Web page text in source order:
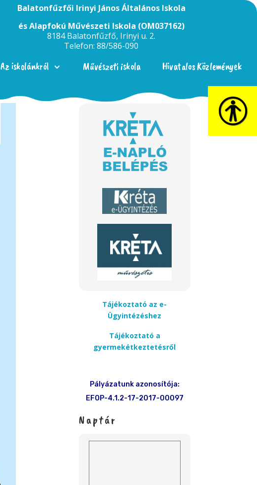
Balatonfűzfői Irinyi János Általános Iskola
és Alapfokú Művészeti Iskola (OM037162)
8184 Balatonfűzfő, Irinyi u. 2.
Telefon: 88/586-090
Az iskolánkról Művészeti iskola Hivatalos Közlemények
Tájékoztató az e-
Ügyintézéshez
Tájékoztató a
gyermekétkeztetésről
Pályázatunk azonosítója:
EFOP-4.1.2-17-2017-00097
Naptár